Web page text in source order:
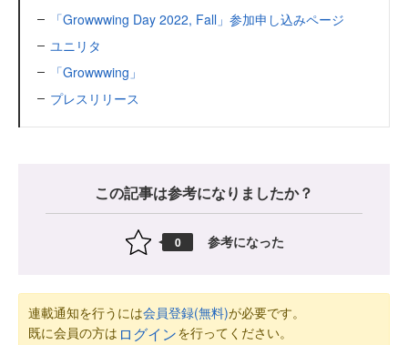
「Growwwing Day 2022, Fall」参加申し込みページ
ユニリタ
「Growwwing」
プレスリリース
この記事は参考になりましたか？
0 参考になった
連載通知を行うには会員登録(無料)が必要です。
既に会員の方は ログインを行ってください。